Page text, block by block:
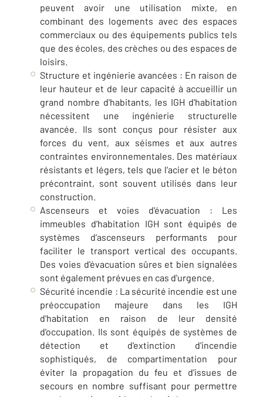
peuvent avoir une utilisation mixte, en
combinant des logements avec des espaces
commerciaux ou des équipements publics tels
que des écoles, des crèches ou des espaces de
loisirs.
Structure et ingénierie avancées : En raison de
leur hauteur et de leur capacité à accueillir un
grand nombre d'habitants, les IGH d'habitation
nécessitent une ingénierie structurelle
avancée. Ils sont conçus pour résister aux
forces du vent, aux séismes et aux autres
contraintes environnementales. Des matériaux
résistants et légers, tels que l'acier et le béton
précontraint, sont souvent utilisés dans leur
construction.
Ascenseurs et voies d'évacuation : Les
immeubles d'habitation IGH sont équipés de
systèmes d'ascenseurs performants pour
faciliter le transport vertical des occupants.
Des voies d'évacuation sûres et bien signalées
sont également prévues en cas d'urgence.
Sécurité incendie : La sécurité incendie est une
préoccupation majeure dans les IGH
d'habitation en raison de leur densité
d'occupation. Ils sont équipés de systèmes de
détection et d'extinction d'incendie
sophistiqués, de compartimentation pour
éviter la propagation du feu et d'issues de
secours en nombre suffisant pour permettre